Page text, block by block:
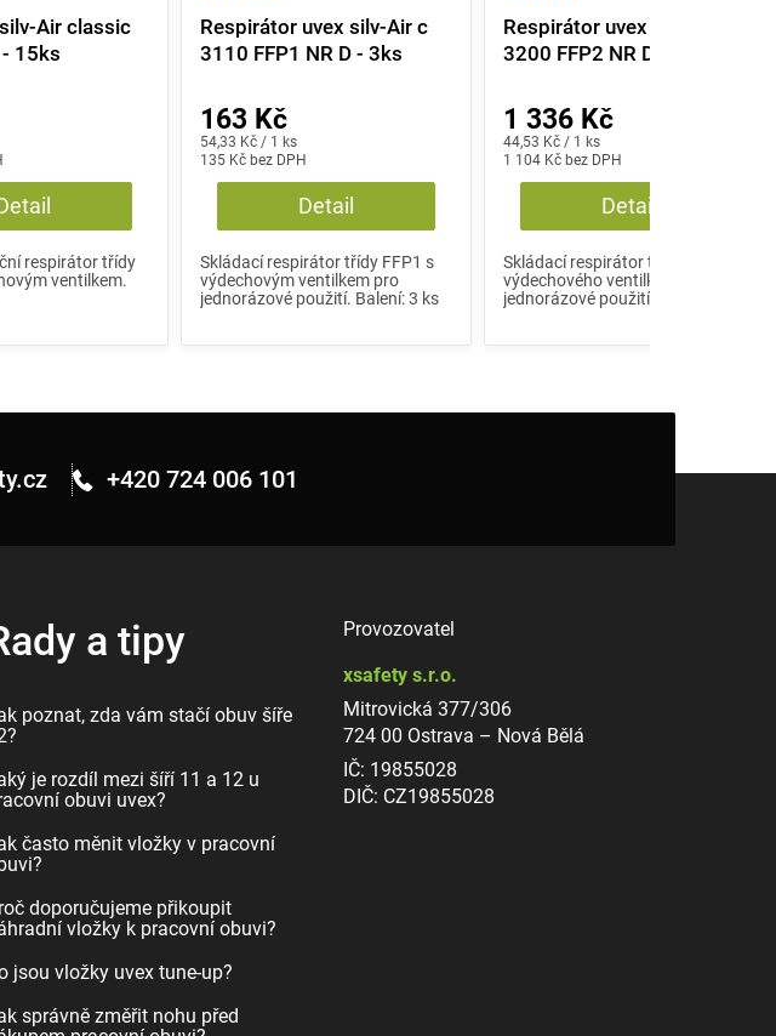
Air classic
15ks
respirátor třídy
ventilkem.
Respirátor uvex silv-Air c
3110 FFP1 NR D - 3ks
135 Kč bez DPH
163 Kč
Měrná
cena:
54,33 Kč / 1 ks
Detail
Skládací respirátor třídy FFP1 s
výdechovým ventilkem pro
jednorázové použití. Balení: 3 ks
Respirátor uvex silv-Air c
3200 FFP2 NR D - 30ks
1 104 Kč bez DPH
1 336 Kč
Měrná
cena:
44,53 Kč / 1 ks
Detail
Skládací respirátor třídy FFP2 bez
výdechového ventilku pro
jednorázové použití. Balení: 30 ks
+420 724 006 101
a tipy
poznat, zda vám stačí obuv šíře
je rozdíl mezi šíří 11 a 12 u
obuvi uvex?
často měnit vložky v pracovní
doporučujeme přikoupit
vložky k pracovní obuvi?
jsou vložky uvex tune-up?
správně změřit nohu před
Provozovatel
xsafety s.r.o.
Mitrovická 377/306
724 00 Ostrava – Nová Bělá
IČ: 19855028
DIČ: CZ19855028